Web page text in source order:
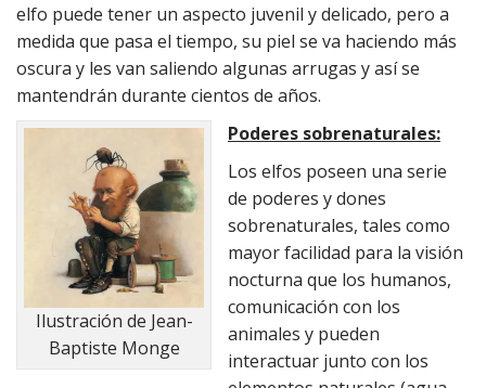
elfo puede tener un aspecto juvenil y delicado, pero a
medida que pasa el tiempo, su piel se va haciendo más
oscura y les van saliendo algunas arrugas y así se
mantendrán durante cientos de años.
Ilustración de Jean-
Baptiste Monge
Poderes sobrenaturales:
Los elfos poseen una serie
de poderes y dones
sobrenaturales, tales como
mayor facilidad para la visión
nocturna que los humanos,
comunicación con los
animales y pueden
interactuar junto con los